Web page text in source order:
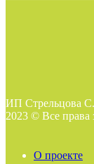
ИП Стрельцова С.
2023 © Все
О проекте